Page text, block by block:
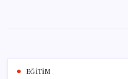
content
EĞITIM